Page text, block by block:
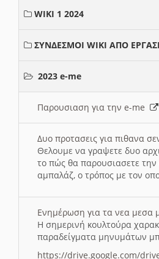
WIKI 1 2024
ΣΥΝΔΕΣΜΟΙ WIKI ΑΠΟ
2023 e-me
Παρουσιαση για την e-me
Δυο προτασεις για πιθανα
Θελουμε να γραψετε δυο
το πώς θα παρουσιασετε την
αμπαλάζ, ο τρόπος με τον
Ενημέρωση για τα νεα
Η σημερινή κουλτούρα
παραδείγματα μηνυμάτων
https://drive.google.com/